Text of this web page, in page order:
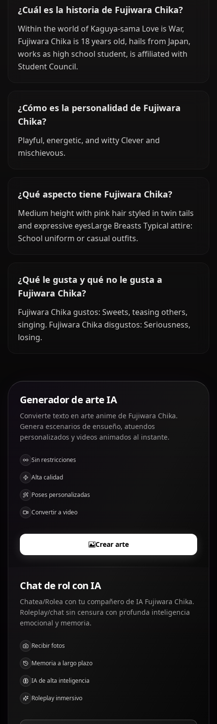
¿Cuál es la historia de Fujiwara Chika?
Within the world of Kaguya-sama Love is War,
Fujiwara Chika is 18 years old, hails from Japan,
works as high school student, is affiliated with
Student Council.
¿Cómo es la personalidad de Fujiwara
Chika?
Playful, energetic, and witty Clever and
mischievous.
¿Qué aspecto tiene Fujiwara Chika?
Medium height with pink hair styled in twin tails
and expressive eyesLarge Breasts Typical attire:
School uniform or casual outfits.
¿Qué le gusta y qué no le gusta a
Fujiwara Chika?
Fujiwara Chika gustos: Sweets, teasing others,
singing. Fujiwara Chika disgustos: Seriousness,
losing.
Generador de arte IA
Convierte texto en arte anime de Fujiwara Chika.
Genera escenarios de ensueño, atuendos
personalizados y videos animados al instante.
Sin restricciones
Alta calidad
Poses personalizadas
Convertir a video
Crear arte
Chat de rol con IA
Chatea/Rolea con tu compañero de IA Fujiwara Chika.
Roleplay/chat sin censura con profunda inteligencia
emocional y memoria.
Recibir fotos
Memoria a largo plazo
IA de alta inteligencia
Roleplay inmersivo